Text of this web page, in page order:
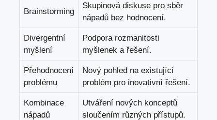
Brainstorming
Skupinová diskuse pro sběr
nápadů bez hodnocení.
Divergentní
myšlení
Podpora rozmanitosti
myšlenek a řešení.
Přehodnocení
problému
Nový pohled na existující
problém pro inovativní řešení.
Kombinace
nápadů
Utváření nových konceptů
sloučením různých přístupů.